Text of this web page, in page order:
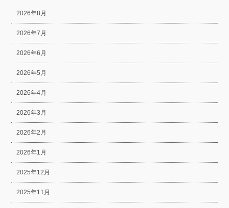
2026年8月
2026年7月
2026年6月
2026年5月
2026年4月
2026年3月
2026年2月
2026年1月
2025年12月
2025年11月